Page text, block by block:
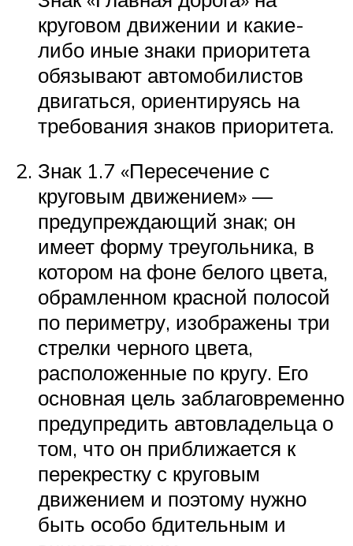
круговом движении и какие-
либо иные знаки приоритета
обязывают автомобилистов
двигаться, ориентируясь на
требования знаков приоритета.
Знак 1.7 «Пересечение с
круговым движением» —
предупреждающий знак; он
имеет форму треугольника, в
котором на фоне белого цвета,
обрамленном красной полосой
по периметру, изображены три
стрелки черного цвета,
расположенные по кругу. Его
основная цель заблаговременно
предупредить автовладельца о
том, что он приближается к
перекрестку с круговым
движением и поэтому нужно
быть особо бдительным и